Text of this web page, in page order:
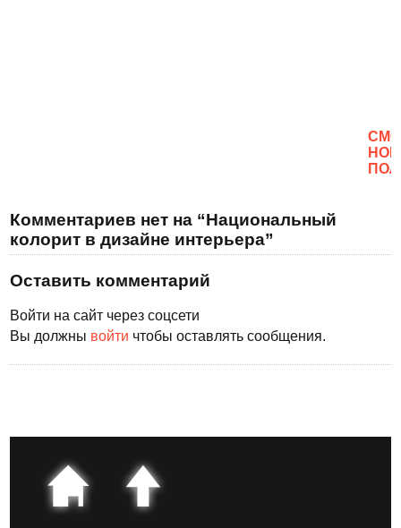
Комментариев нет на “Национальный
колорит в дизайне интерьера”
Оставить комментарий
Войти на сайт через соцсети
Вы должны войти чтобы оставлять сообщения.